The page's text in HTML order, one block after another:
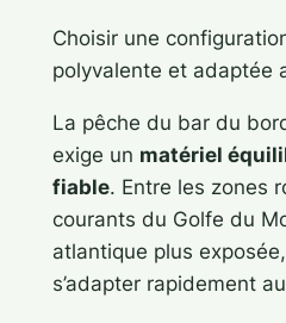
Choisir une
polyvalente et adaptée
La pêche du bar du
exige un matériel
fiable. Entre les zones
courants du Golfe du
atlantique plus
s’adapter rapidement